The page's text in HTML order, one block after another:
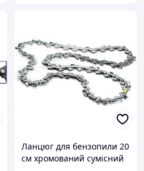
Ланцюг для бензопили 20
см хромований сумісний